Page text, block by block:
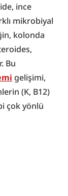
mikrobiyal
kolonda
Bu
gelişimi,
(K, B12)
çok yönlü